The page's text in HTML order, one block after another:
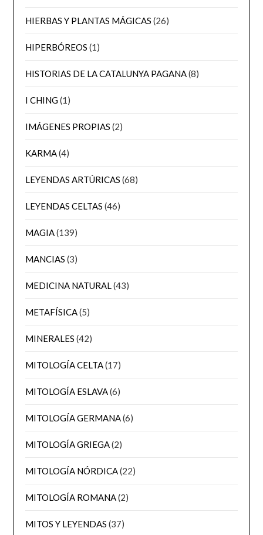
HIERBAS Y PLANTAS MÁGICAS (26)
HIPERBÓREOS (1)
HISTORIAS DE LA CATALUNYA PAGANA(8)
I CHING(1)
IMÁGENES PROPIAS (2)
KARMA(4)
LEYENDAS ARTÚRICAS (68)
LEYENDAS CELTAS (46)
MAGIA(139)
MANCIAS (3)
MEDICINA NATURAL(43)
METAFÍSICA(5)
MINERALES (42)
MITOLOGÍA CELTA(17)
MITOLOGÍA ESLAVA(6)
MITOLOGÍA GERMANA(6)
MITOLOGÍA GRIEGA(2)
MITOLOGÍA NÓRDICA(22)
MITOLOGÍA ROMANA(2)
MITOS Y LEYENDAS (37)